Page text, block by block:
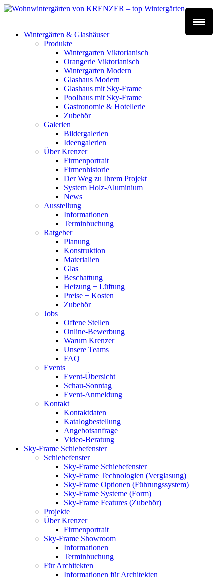
Wintergärten & Glashäuser
Produkte
Wintergarten Viktorianisch
Orangerie Viktorianisch
Wintergarten Modern
Glashaus Modern
Glashaus mit Sky-Frame
Poolhaus mit Sky-Frame
Gastronomie & Hotellerie
Zubehör
Galerien
Bildergalerien
Ideengalerien
Über Krenzer
Firmenportrait
Firmenhistorie
Der Weg zu Ihrem Projekt
System Holz-Aluminium
News
Ausstellung
Informationen
Terminbuchung
Ratgeber
Planung
Konstruktion
Materialien
Glas
Beschattung
Heizung + Lüftung
Preise + Kosten
Zubehör
Jobs
Offene Stellen
Online-Bewerbung
Warum Krenzer
Unsere Teams
FAQ
Events
Event-Übersicht
Schau-Sonntag
Event-Anmeldung
Kontakt
Kontaktdaten
Katalogbestellung
Angebotsanfrage
Video-Beratung
Sky-Frame Schiebefenster
Schiebefenster
Sky-Frame Schiebefenster
Sky-Frame Technologien (Verglasung)
Sky-Frame Optionen (Führungssystem)
Sky-Frame Systeme (Form)
Sky-Frame Features (Zubehör)
Projekte
Über Krenzer
Firmenportrait
Sky-Frame Showroom
Informationen
Terminbuchung
Für Architekten
Informationen für Architekten